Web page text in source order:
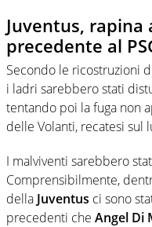
Juventus, rapina
precedente al
Secondo le ricostruzioni
i ladri sarebbero stati
tentando poi la fuga non
delle Volanti, recatesi
I malviventi sarebbero
Comprensibilmente,
della Juventus ci sono
precedenti che Angel Di